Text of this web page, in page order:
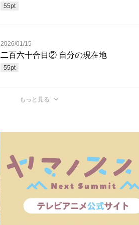
55pt
2026/01/15
二百六十合目② 自分の現在地
55pt
もっと見る